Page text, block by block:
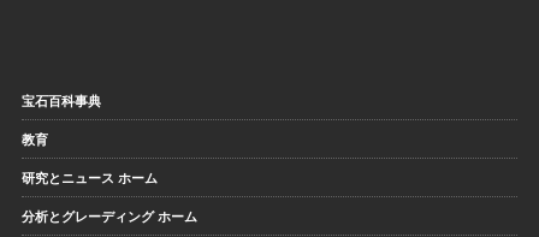
宝石百科事典
教育
研究とニュース ホーム
分析とグレーディング ホーム